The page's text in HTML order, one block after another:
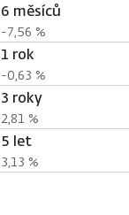
6 měsíců
-7,56 %
1 rok
-0,63 %
3 roky
2,81 %
5 let
3,13 %